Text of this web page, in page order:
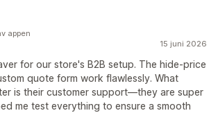
15 juni 2026
for our store's B2B setup. The hide-price
quote form work flawlessly. What
is their customer support—they are super
me test everything to ensure a smooth
appen